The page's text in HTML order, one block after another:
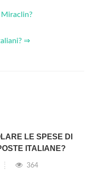
⇒
LE SPESE DI
ITALIANE?
364